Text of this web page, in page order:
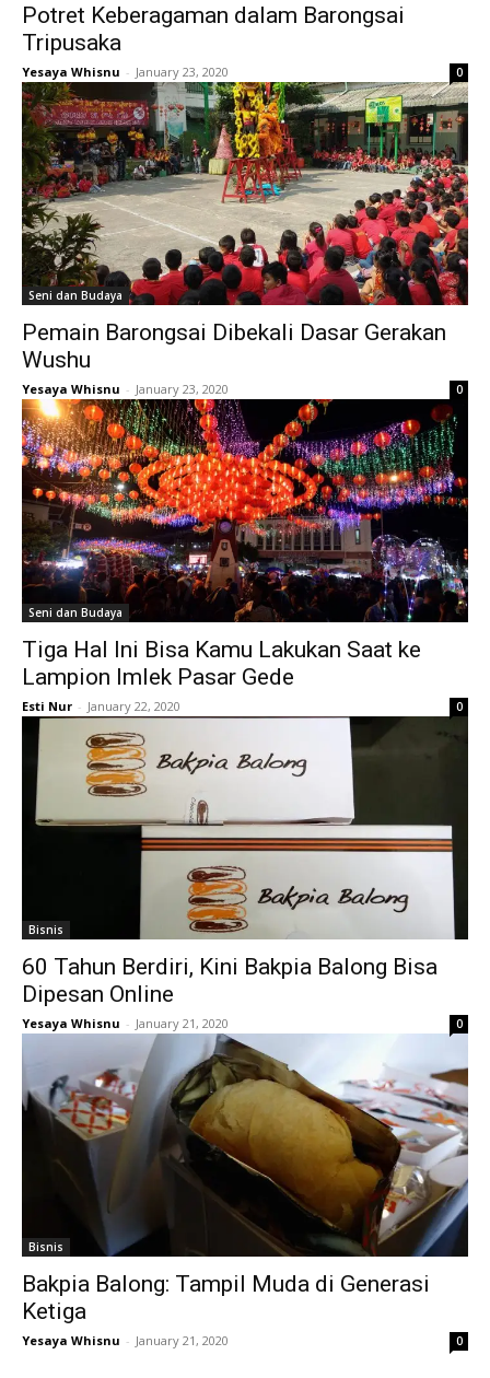
Potret Keberagaman dalam Barongsai
Tripusaka
Yesaya Whisnu - January 23, 2020 0
Seni dan Budaya
Pemain Barongsai Dibekali Dasar Gerakan
Wushu
Yesaya Whisnu - January 23, 2020 0
Seni dan Budaya
Tiga Hal Ini Bisa Kamu Lakukan Saat ke
Lampion Imlek Pasar Gede
Esti Nur - January 22, 2020 0
Bisnis
60 Tahun Berdiri, Kini Bakpia Balong Bisa
Dipesan Online
Yesaya Whisnu - January 21, 2020 0
Bisnis
Bakpia Balong: Tampil Muda di Generasi
Ketiga
Yesaya Whisnu - January 21, 2020 0